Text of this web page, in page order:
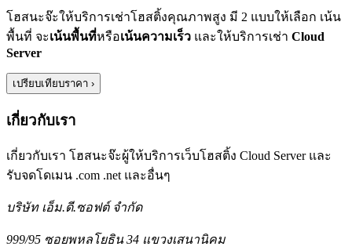
โฮสนะจ๊ะให้บริการเช่าโฮสติ้งคุณภาพสูง มี 2 แบบให้เลือก เน้น
พื้นที่ จะเน้นพื้นที่หรือเน้นความเร็ว และให้บริการเช่า Cloud
Server
เกี่ยวกับเรา
เกี่ยวกับเรา โฮสนะจ๊ะผู้ให้บริการเว็บโฮสติ้ง Cloud Server และ
รับจดโดเมน .com .net และอื่นๆ
บริษัท เอ็ม.ดี.ซอฟต์ จำกัด
999/95 ซอยพหลโยธิน 34 แขวงเสนานิคม